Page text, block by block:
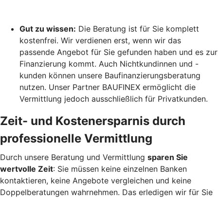
Gut zu wissen: Die Beratung ist für Sie komplett
kostenfrei. Wir verdienen erst, wenn wir das
passende Angebot für Sie gefunden haben und es zur
Finanzierung kommt. Auch Nichtkundinnen und -
kunden können unsere Baufinanzierungsberatung
nutzen. Unser Partner BAUFINEX ermöglicht die
Vermittlung jedoch ausschließlich für Privatkunden.
Zeit- und Kostenersparnis durch
professionelle Vermittlung
Durch unsere Beratung und Vermittlung sparen Sie
wertvolle Zeit: Sie müssen keine einzelnen Banken
kontaktieren, keine Angebote vergleichen und keine
Doppelberatungen wahrnehmen. Das erledigen wir für Sie